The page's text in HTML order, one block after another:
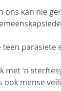
ons kan nie
parasiete
met ‘n
mense